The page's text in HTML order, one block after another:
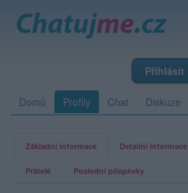
Přihlásit
Domů Profily Chat Diskuze
Základní informace Detailní informace
Přátelé Poslední příspěvky